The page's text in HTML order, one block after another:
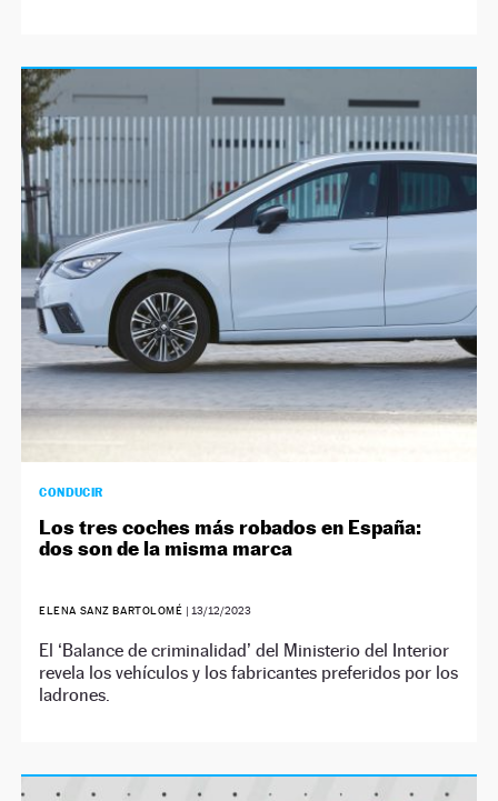
CONDUCIR
Los tres coches más robados en España:
dos son de la misma marca
ELENA SANZ BARTOLOMÉ | 13/12/2023
El ‘Balance de criminalidad’ del Ministerio del Interior
revela los vehículos y los fabricantes preferidos por los
ladrones.